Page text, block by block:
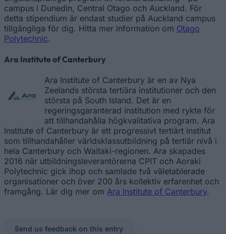
campus i Dunedin, Central Otago och Auckland. För
detta stipendium är endast studier på Auckland campus
tillgängliga för dig. Hitta mer information om Otago
Polytechnic.
Ara Institute of Canterbury
Ara Institute of Canterbury är en av Nya
Zeelands största tertiära institutioner och den
största på South Island. Det är en
regeringsgaranterad institution med rykte för
att tillhandahålla högkvalitativa program. Ara
Institute of Canterbury är ett progressivt tertiärt institut
som tillhandahåller världsklassutbildning på tertiär nivå i
hela Canterbury och Waitaki-regionen. Ara skapades
2016 när utbildningsleverantörerna CPIT och Aoraki
Polytechnic gick ihop och samlade två väletablerade
organisationer och över 200 års kollektiv erfarenhet och
framgång. Lär dig mer om Ara Institute of Canterbury.
Send us feedback on this entry